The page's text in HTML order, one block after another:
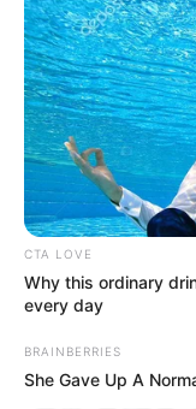
CTA LOVE
Why this ordinary
every day
BRAINBERRIES
She Gave Up A